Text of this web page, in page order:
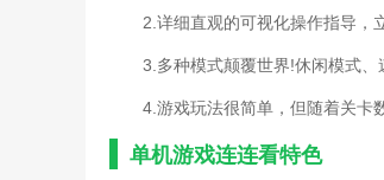
2.详细直观的可视化操作指导，
3.多种模式颠覆世界!休闲模式、
4.游戏玩法很简单，但随着关卡
单机游戏连连看特色